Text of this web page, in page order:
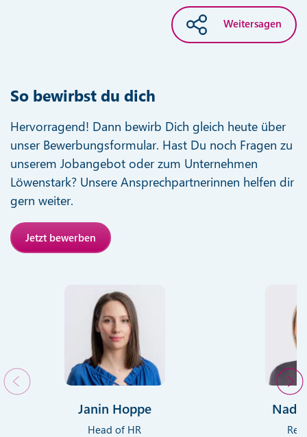
Weitersagen
So bewirbst du dich
Hervorragend! Dann bewirb Dich gleich heute über
unser Bewerbungsformular. Hast Du noch Fragen zu
unserem Jobangebot oder zum Unternehmen
Löwenstark? Unsere Ansprechpartnerinnen helfen dir
gern weiter.
Jetzt bewerben
Janin Hoppe
Head of HR